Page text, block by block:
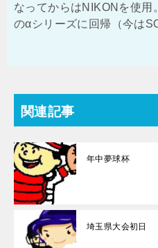
なってからはNIKONを使用
のαシリーズに回帰（今は
関連記事
年中夢球杯
埼玉県大会初日